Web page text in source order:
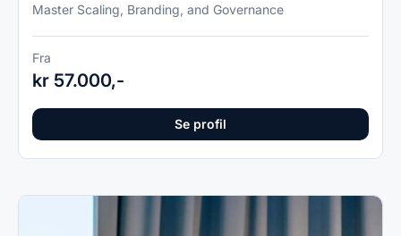
Master Scaling, Branding, and Governance
Fra
kr 57.000,-
Se profil